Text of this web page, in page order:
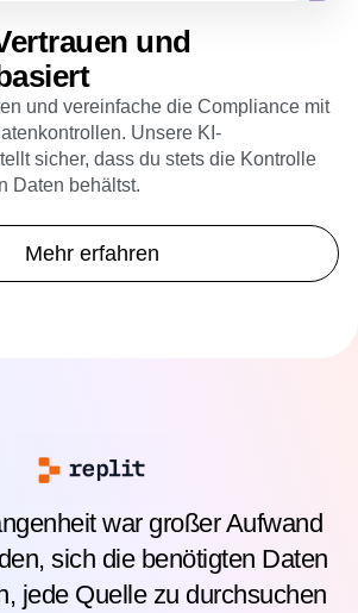
und
und vereinfache die Compliance mit
Unsere KI-
sicher, dass du stets die Kontrolle
Daten behältst.
Mehr erfahren
war großer Aufwand
sich die benötigten Daten
jede Quelle zu durchsuchen